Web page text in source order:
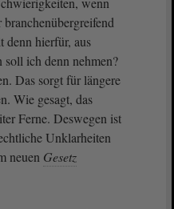
denn hierfür, aus
ich denn nehmen?
Das sorgt für längere
Wie gesagt, das
Ferne. Deswegen ist
Unklarheiten
neuen Gesetz